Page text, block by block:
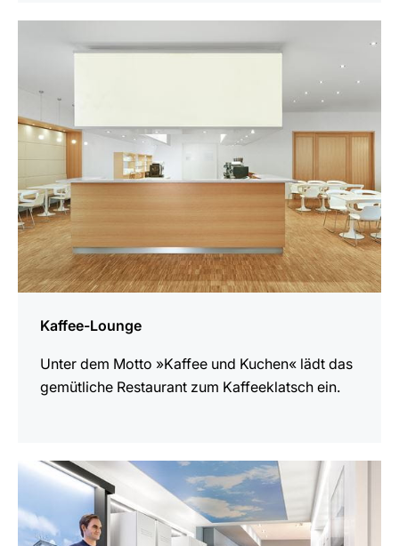
Kaffee-Lounge
Unter dem Motto »Kaffee und Kuchen« lädt das
gemütliche Restaurant zum Kaffeeklatsch ein.
mehr
erfahren